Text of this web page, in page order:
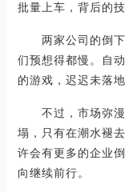
批量上车，背后的
两家公司的倒下
们预想得都慢。自
的游戏，迟迟未落
不过，市场弥漫
塌，只有在潮水褪
许会有更多的企业
向继续前行。